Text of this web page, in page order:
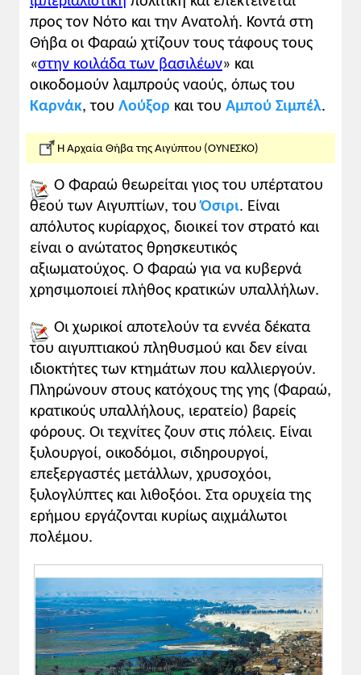
προς τον Νότο και την Ανατολή. Κοντά στη
Θήβα οι Φαραώ χτίζουν τους τάφους τους
«στην κοιλάδα των βασιλέων» και
οικοδομούν λαμπρούς ναούς, όπως του
Καρνάκ, του Λούξορ και του Αμπού Σιμπέλ.
Η Αρχαία Θήβα της Αιγύπτου (ΟΥΝΕΣΚΟ)
Ο Φαραώ θεωρείται γιος του υπέρτατου
θεού των Αιγυπτίων, τουΌσιρι. Είναι
απόλυτος κυρίαρχος, διοικεί τον στρατό και
είναι ο ανώτατος θρησκευτικός
αξιωματούχος. Ο Φαραώ για να κυβερνά
χρησιμοποιεί πλήθος κρατικών υπαλλήλων.
Οι χωρικοί αποτελούν τα εννέα δέκατα
του αιγυπτιακού πληθυσμού και δεν είναι
ιδιοκτήτες των κτημάτων που καλλιεργούν.
Πληρώνουν στους κατόχους της γης (Φαραώ,
κρατικούς υπαλλήλους, ιερατείο) βαρείς
φόρους. Οι τεχνίτες ζουν στις πόλεις. Είναι
ξυλουργοί, οικοδόμοι, σιδηρουργοί,
επεξεργαστές μετάλλων, χρυσοχόοι,
ξυλογλύπτες και λιθοξόοι. Στα ορυχεία της
ερήμου εργάζονται κυρίως αιχμάλωτοι
πολέμου.